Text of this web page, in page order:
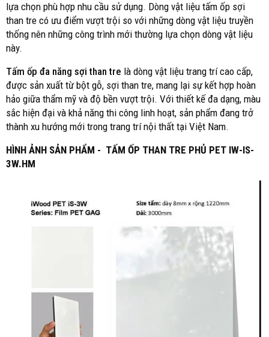
lựa chọn phù hợp nhu cầu sử dụng. Dòng vật liệu tấm ốp sợi
than tre có ưu điểm vượt trội so với những dòng vật liệu truyền
thống nên những công trình mới thường lựa chọn dòng vật liệu
này.
Tấm ốp đa năng sợi than tre là dòng vật liệu trang trí cao cấp,
được sản xuất từ bột gỗ, sợi than tre, mang lại sự kết hợp hoàn
hảo giữa thẩm mỹ và độ bền vượt trội. Với thiết kế đa dạng, màu
sắc hiện đại và khả năng thi công linh hoạt, sản phẩm đang trở
thành xu hướng mới trong trang trí nội thất tại Việt Nam.
HÌNH ẢNH SẢN PHẨM - TẤM ỐP THAN TRE PHỦ PET IW-IS-
3W.HM